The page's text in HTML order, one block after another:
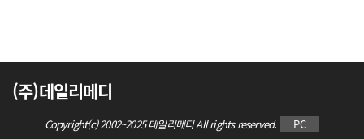
(주)데일리메디
Copyright(c) 2002~2025 데일리메디 All rights reserved. PC